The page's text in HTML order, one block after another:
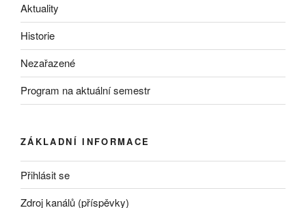
Aktuality
Historie
Nezařazené
Program na aktuální semestr
ZÁKLADNÍ INFORMACE
Přihlásit se
Zdroj kanálů (příspěvky)